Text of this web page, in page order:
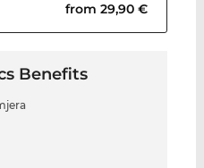
from 29,90 €
Benefits